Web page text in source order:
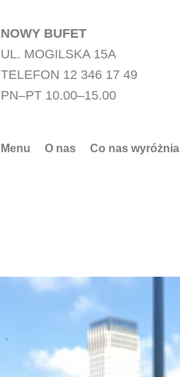
NOWY BUFET
UL. MOGILSKA 15A
TELEFON 12 346 17 49
PN–PT 10.00–15.00
Menu O nas Co nas wyróżnia